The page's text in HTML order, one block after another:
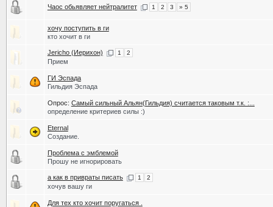
Чаос обьявляет нейтралитет 1 2 3 » 5
хочу поступить в ги
кто хочит в ги
Jericho (Иерихон) 1 2
Прием
ГИ Эспада
Гильдия Эспада
Опрос: Самый сильный Альян(Гильдия) считается таковым т.к. :...
определение критериев силы :)
Eternal
Создание.
Проблема с эмблемой
Прошу не игнорировать
а как в привраты писать 1 2
хочув вашу ги
Для тех кто хочит поругаться .